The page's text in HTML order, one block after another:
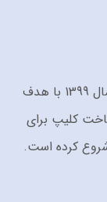
سایت پرو جی اف ایکس فعالیت خود را از سال 1399 با هدف
کلیپ برای
شروع کرده است.